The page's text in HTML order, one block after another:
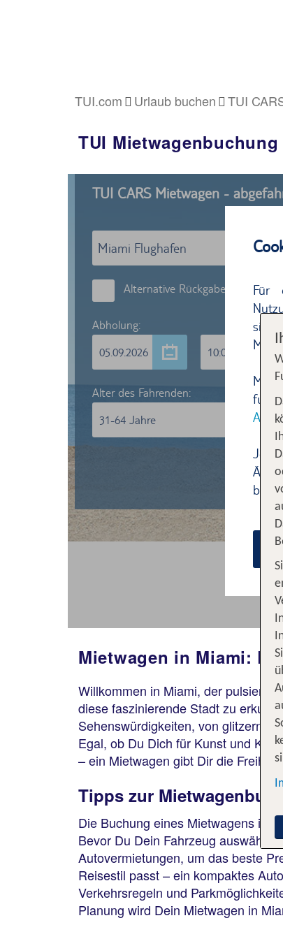
TUI.com Urlaub buchen TUI
TUI Mietwagenbuchung
Mietwagen in Miami:
Willkommen in Miami, der
diese faszinierende Stadt zu
Sehenswürdigkeiten, von
Egal, ob Du Dich für Kunst und
– ein Mietwagen gibt Dir die
Tipps zur
Die Buchung eines Mietwagens in
Bevor Du Dein Fahrzeug
Autovermietungen, um das beste
Reisestil passt – ein kompaktes
Verkehrsregeln und
Planung wird Dein Mietwagen in